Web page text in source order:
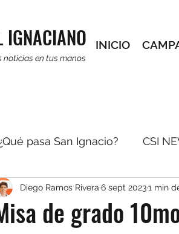
IGNACIANO
noticias en tus manos
INICIO
pasa San Ignacio? CSI
Editorial Rincón Creativo
de grado
Diego Ramos Rivera 6 sept 20231 min